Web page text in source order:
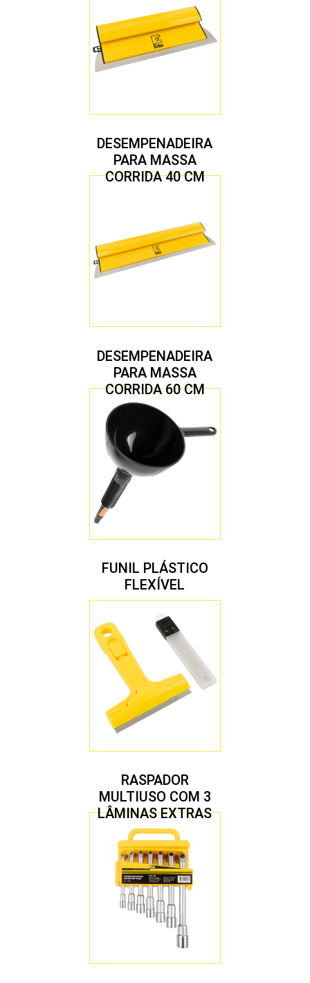
DESEMPENADEIRA
PARA MASSA
CORRIDA 40 CM
DESEMPENADEIRA
PARA MASSA
CORRIDA 60 CM
FUNIL PLÁSTICO
FLEXÍVEL
RASPADOR
MULTIUSO COM 3
LÂMINAS EXTRAS